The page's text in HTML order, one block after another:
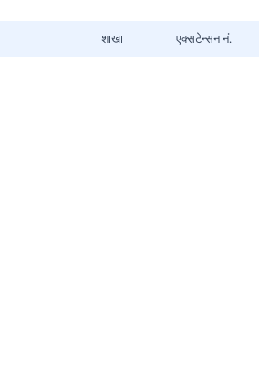
शाखा एक्सटेन्सन नं.